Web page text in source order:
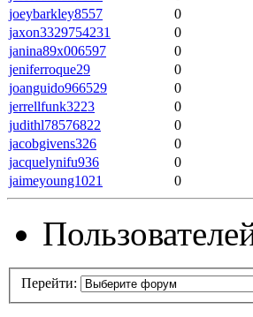
joeybarkley8557
0
jaxon3329754231
0
janina89x006597
0
jeniferroque29
0
joanguido966529
0
jerrellfunk3223
0
judithl78576822
0
jacobgivens326
0
jacquelynifu936
0
jaimeyoung1021
0
Перейти: